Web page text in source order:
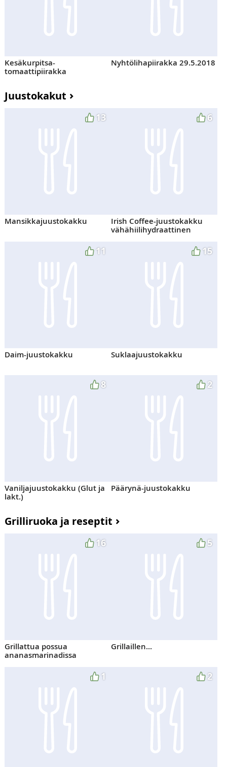
Kesäkurpitsa-
tomaattipiirakka
Nyhtölihapiirakka 29.5.2018
Juustokakut
13
Mansikkajuustokakku
6
Irish Coffee-juustokakku
vähähiilihydraattinen
11
Daim-juustokakku
15
Suklaajuustokakku
8
Vaniljajuustokakku (Glut ja
lakt.)
2
Päärynä-juustokakku
Grilliruoka ja reseptit
16
Grillattua possua
ananasmarinadissa
5
Grillaillen...
1 2